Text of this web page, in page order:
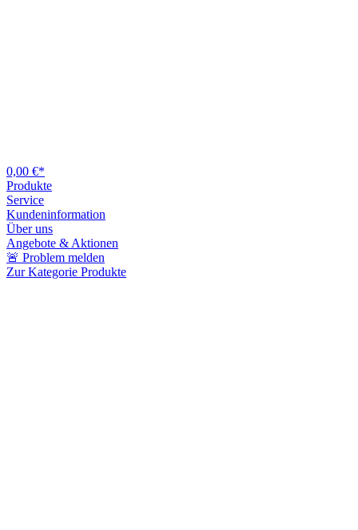
0,00 €*
Produkte
Service
Kundeninformation
Über uns
Angebote & Aktionen
🚨 Problem melden
Zur Kategorie Produkte